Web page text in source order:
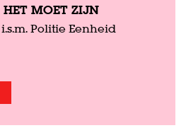
MOET ZIJN
Politie Eenheid